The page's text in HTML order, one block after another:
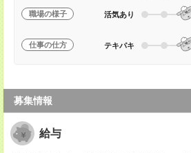
職場の様子 活気あり
仕事の仕方 テキパキ
募集情報
給与